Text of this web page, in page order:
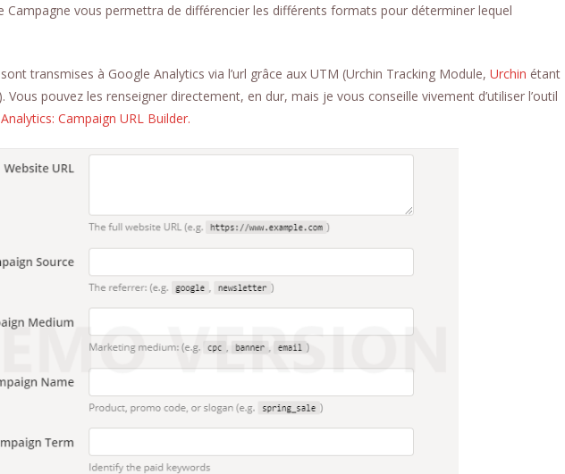
Campagne vous permettra de différencier les différents formats pour déterminer lequel
transmises à Google Analytics via l’url grâce aux UTM (Urchin Tracking Module, Urchin étant
Vous pouvez les renseigner directement, en dur, mais je vous conseille vivement d’utiliser l’outil
Campaign URL Builder.